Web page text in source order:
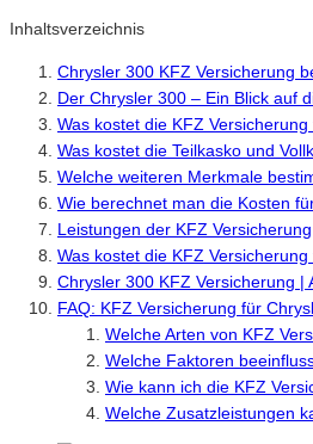
Inhaltsverzeichnis
Chrysler 300 KFZ Versicherung
Der Chrysler 300 – Ein Blick auf
Was kostet die KFZ
Was kostet die Teilkasko und
Welche weiteren Merkmale
Wie berechnet man die Kosten
Leistungen der KFZ Versicherung
Was kostet die KFZ
Chrysler 300 KFZ Versicherung |
FAQ: KFZ Versicherung für
Welche Arten von KFZ
Welche Faktoren
Wie kann ich die KFZ
Welche Zusatzleistungen